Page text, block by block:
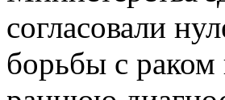
согласовали
борьбы с